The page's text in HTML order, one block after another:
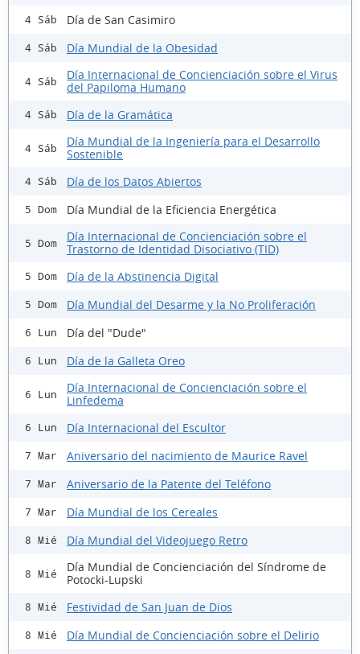
4 Sáb Día de San Casimiro
4 Sáb Día Mundial de la Obesidad
4 Sáb
Día Internacional de Concienciación sobre el Virus
del Papiloma Humano
4 Sáb Día de la Gramática
4 Sáb
Día Mundial de la Ingeniería para el Desarrollo
Sostenible
4 Sáb Día de los Datos Abiertos
5 Dom Día Mundial de la Eficiencia Energética
5 Dom
Día Internacional de Concienciación sobre el
Trastorno de Identidad Disociativo (TID)
5 Dom Día de la Abstinencia Digital
5 Dom Día Mundial del Desarme y la No Proliferación
6 Lun Día del "Dude"
6 Lun Día de la Galleta Oreo
6 Lun
Día Internacional de Concienciación sobre el
Linfedema
6 Lun Día Internacional del Escultor
7 Mar Aniversario del nacimiento de Maurice Ravel
7 Mar Aniversario de la Patente del Teléfono
7 Mar Día Mundial de los Cereales
8 Mié Día Mundial del Videojuego Retro
8 Mié
Día Mundial de Concienciación del Síndrome de
Potocki-Lupski
8 Mié Festividad de San Juan de Dios
8 Mié Día Mundial de Concienciación sobre el Delirio